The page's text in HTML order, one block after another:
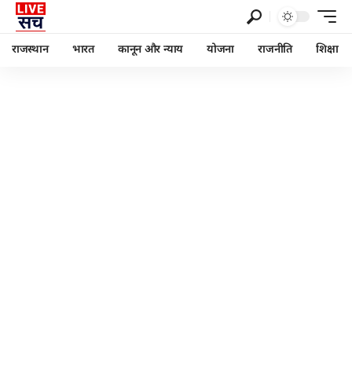
राजस्थान भारत कानून और न्याय योजना राजनीति शिक्षा